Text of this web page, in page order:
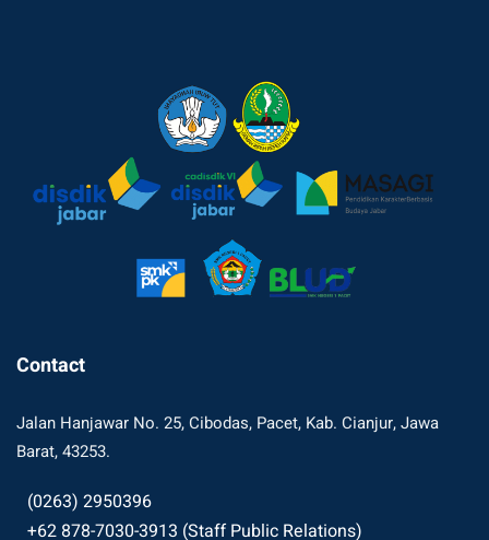
Contact
Jalan Hanjawar No. 25, Cibodas, Pacet, Kab. Cianjur, Jawa
Barat, 43253.
(0263) 2950396
+62 878-7030-3913 (Staff Public Relations)